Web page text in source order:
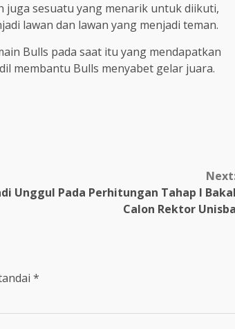
sesuatu yang menarik untuk diikuti,
lawan dan lawan yang menjadi teman.
Bulls pada saat itu yang mendapatkan
membantu Bulls menyabet gelar juara.
Unggul Pada Perhitungan Tahap I
Calon Rektor
*